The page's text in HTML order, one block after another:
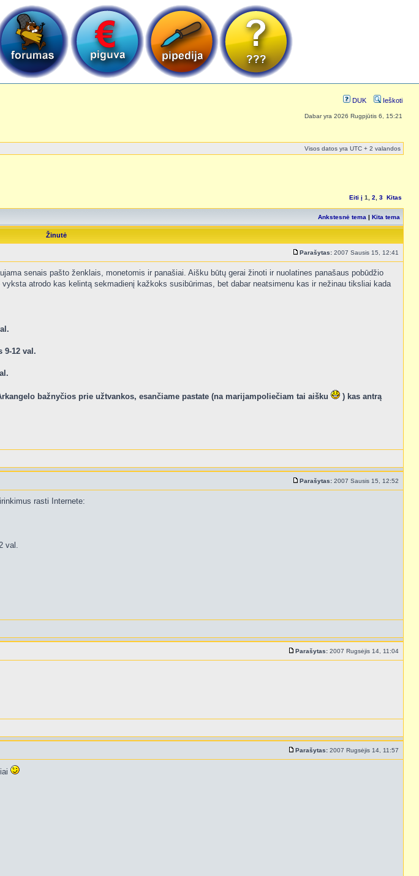
DUK Ieškoti
Dabar yra 2026 Rugpjūtis 6, 15:21
Visos datos yra UTC + 2 valandos
Eiti į 1 2 3 Kitas
Ankstesnė tema | Kita tema
Žinutė
Parašytas: 2007 Sausis 15, 12:41
senais pašto ženklais, monetomis ir panašiai. Aišku būtų gerai žinoti ir nuolatines panašaus pobūdžio
atrodo kas kelintą sekmadienį kažkoks susibūrimas, bet dabar neatsimenu kas ir nežinau tiksliai kada
9-12 val.
bažnyčios prie užtvankos, esančiame pastate (na marijampoliečiam tai aišku
) kas antrą
Parašytas: 2007 Sausis 15, 12:52
rasti Internete:
val.
Parašytas: 2007 Rugsėjis 14, 11:04
Parašytas: 2007 Rugsėjis 14, 11:57